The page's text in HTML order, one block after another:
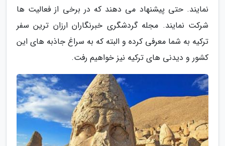
نمایند. حتی پیشنهاد می دهند که در برخی از فعالیت ها
شرکت نمایند. مجله گردشگری خبرنگاران ارزان ترین سفر
ترکیه به شما معرفی کرده و البته که به سراغ جاذبه های این
کشور و دیدنی های ترکیه نیز خواهیم رفت.